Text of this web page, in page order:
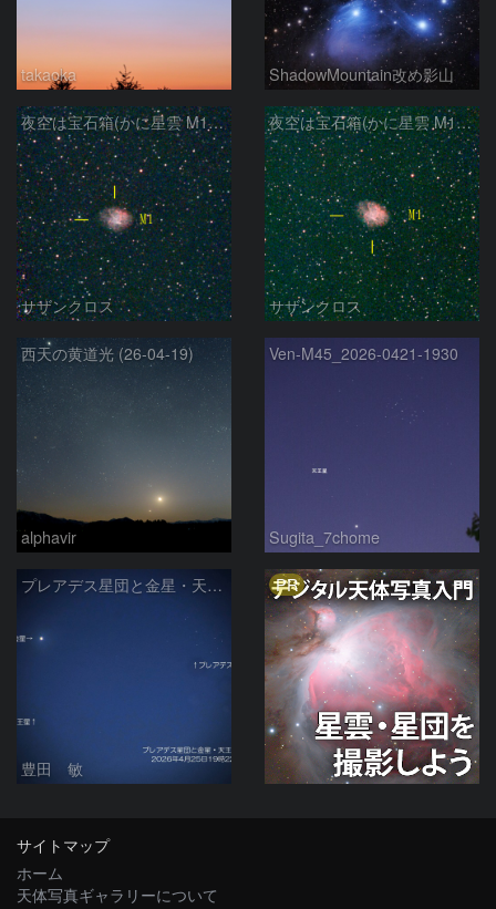
takaoka ShadowMountain改め影山
夜空は宝石箱(かに星雲 M1) Seestar50
サザンクロス
夜空は宝石箱(かに星雲 M1) Seestar50
サザンクロス
西天の黄道光 (26-04-19)
alphavir
Ven-M45_2026-0421-1930
Sugita_7chome
プレアデス星団と金星・天王星の接近 2026/4/25
豊田 敏
PR
サイトマップ
ホーム
天体写真ギャラリーについて